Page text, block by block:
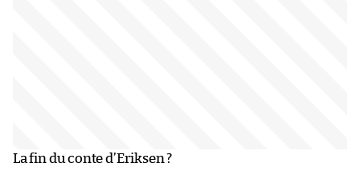
La fin du conte d’Eriksen ?